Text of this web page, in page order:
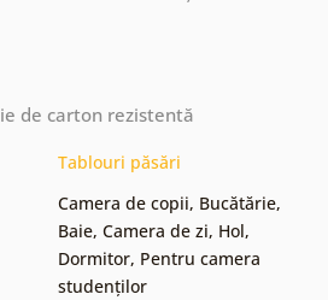
de carton rezistentă
Tablouri păsări
Camera de copii, Bucătărie,
Baie, Camera de zi, Hol,
Dormitor, Pentru camera
studenților